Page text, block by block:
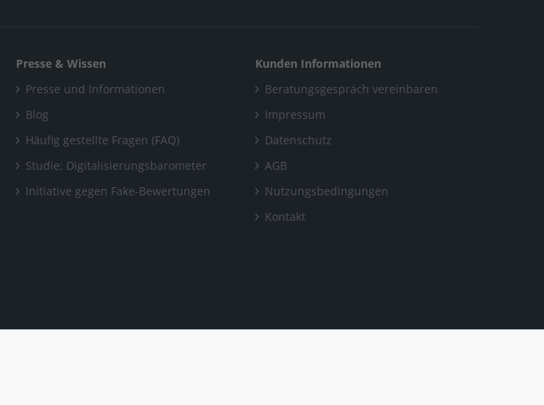
Presse & Wissen
Presse und Informationen
Blog
Häufig gestellte Fragen (FAQ)
Studie: Digitalisierungsbarometer
Initiative gegen Fake-Bewertungen
Kunden Informationen
Beratungsgespräch vereinbaren
Impressum
Datenschutz
AGB
Nutzungsbedingungen
Kontakt